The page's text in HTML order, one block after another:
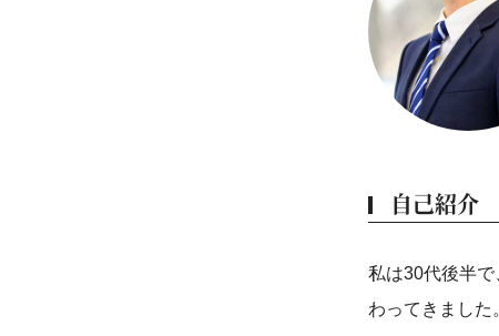
自己紹介
私は30代後半
わってきました